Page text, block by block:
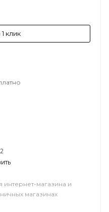
клик
интернет-магазина и
магазинах